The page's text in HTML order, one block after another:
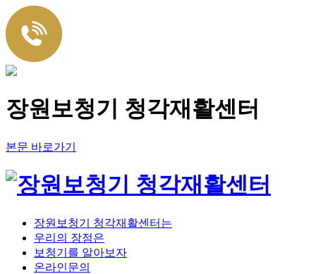
장원보청기 청각재활센터
본문 바로가기
장원보청기 청각재활센터는
우리의 장점은
보청기를 알아보자
온라인문의